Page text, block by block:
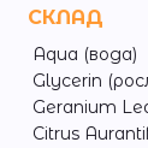
СКЛАД
Aqua (вода)
Glycerin
Geranium
Citrus